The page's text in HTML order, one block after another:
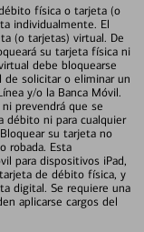
física o tarjeta (o
individualmente. El
(o tarjetas) virtual. De
su tarjeta física ni
debe bloquearse
de solicitar o eliminar un
y/o la Banca Móvil.
prevendrá que se
débito ni para cualquier
su tarjeta no
robada. Esta
para dispositivos iPad,
de débito física, y
digital. Se requiere una
aplicarse cargos del